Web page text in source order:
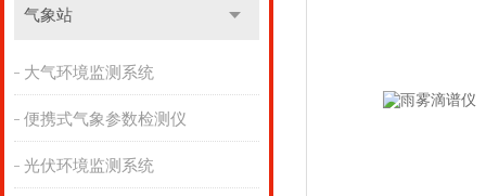
气象站
大气环境监测系统
便携式气象参数检测仪
光伏环境监测系统